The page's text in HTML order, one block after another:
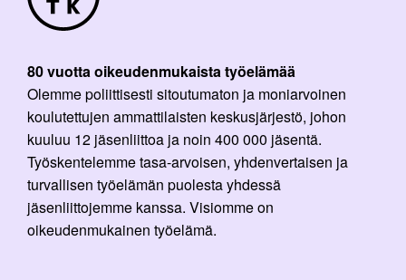
80 vuotta oikeudenmukaista työelämää
Olemme poliittisesti sitoutumaton ja moniarvoinen
koulutettujen ammattilaisten keskusjärjestö, johon
kuuluu 12 jäsenliittoa ja noin 400 000 jäsentä.
Työskentelemme tasa-arvoisen, yhdenvertaisen ja
turvallisen työelämän puolesta yhdessä
jäsenliittojemme kanssa. Visiomme on
oikeudenmukainen työelämä.